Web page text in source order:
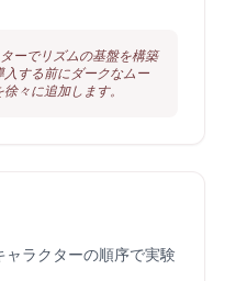
ーでリズムの基盤を構築
する前にダークなムー
々に追加します。
ラクターの順序で実験